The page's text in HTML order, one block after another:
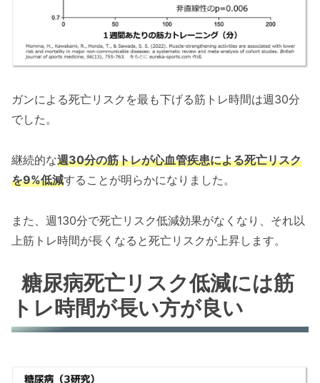
ガンによる死亡リスクを最も下げる筋トレ時間は週30分
でした。
継続的な週30分の筋トレが心血管疾患による死亡リスク
を9%低減することが明らかになりました。
また、週130分で死亡リスク低減効果がなくなり、それ以
上筋トレ時間が長くなると死亡リスクが上昇します。
糖尿病死亡リスク低減には筋
トレ時間が長い方が良い